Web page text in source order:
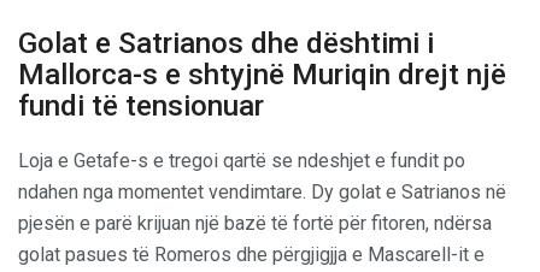
Golat e Satrianos dhe dështimi i
Mallorca-s e shtyjnë Muriqin drejt një
fundi të tensionuar
Loja e Getafe-s e tregoi qartë se ndeshjet e fundit po
ndahen nga momentet vendimtare. Dy golat e Satrianos në
pjesën e parë krijuan një bazë të fortë për fitoren, ndërsa
golat pasues të Romeros dhe përgjigjja e Mascarell-it e